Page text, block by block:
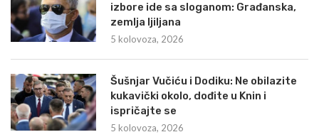
izbore ide sa sloganom: Građanska,
zemlja ljiljana
5 kolovoza, 2026
Šušnjar Vučiću i Dodiku: Ne obilazite
kukavički okolo, dođite u Knin i
ispričajte se
5 kolovoza, 2026